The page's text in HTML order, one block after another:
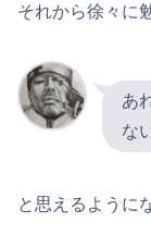
それから徐々に
あ
な
と思えるように